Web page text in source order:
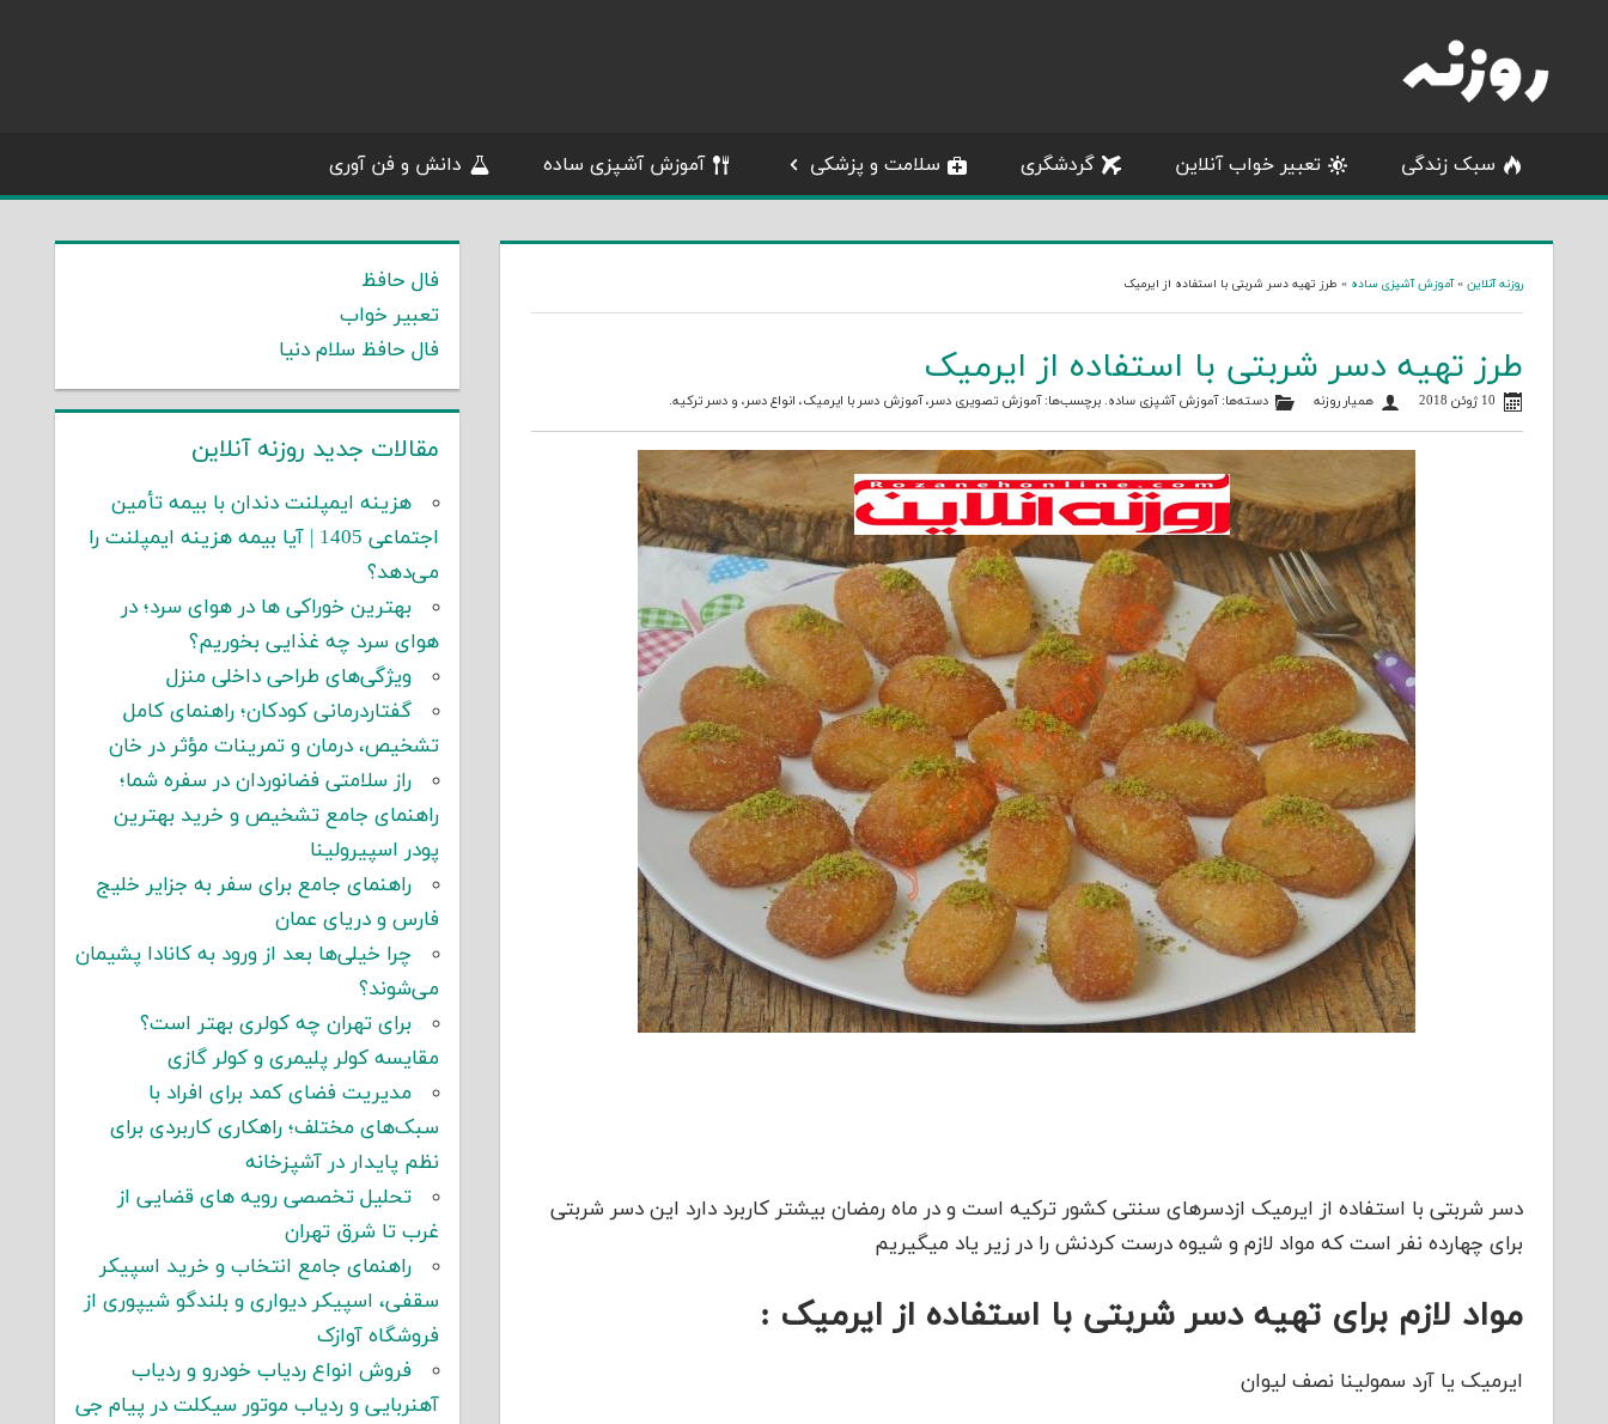
content
سبک زندگی تعبیر خواب آنلاین گردشگری سلامت و پزشکی آموزش آشپزی ساده دانش و فن آوری
روزنه آنلاین »آموزش آشپزی ساده » طرز تهیه دسر شربتی با استفاده از ایرمیک
طرز تهیه دسر شربتی با استفاده از ایرمیک
10 ژوئن 2018 همیار روزنه دسته‌ها:آموزش آشپزی ساده. برچسب‌ها:آموزش تصویری دسر ،آموزش دسر با ایرمیک، انواع دسر ، ودسر ترکیه.
دسر شربتی با استفاده از ایرمیک ازدسرهای سنتی کشور ترکیه است و در ماه رمضان بیشتر کاربرد دارد این دسر شربتی
برای چهارده نفر است که مواد لازم و شیوه درست کردنش را در زیر یاد میگیریم
مواد لازم برای تهیه دسر شربتی با استفاده از ایرمیک :
ایرمیک یا آرد سمولینا نصف لیوان
فال حافظ
تعبیر خواب
فال حافظ سلام دنیا
مقالات جدید روزنه آنلاین
هزینه ایمپلنت دندان با بیمه تأمین
اجتماعی 1405 | آیا بیمه هزینه ایمپلنت را
می‌دهد؟
بهترین خوراکی ها در هوای سرد؛ در
هوای سرد چه غذایی بخوریم؟
ویژگی‌های طراحی داخلی منزل
گفتاردرمانی کودکان؛ راهنمای کامل
تشخیص، درمان و تمرینات مؤثر در خان
راز سلامتی فضانوردان در سفره شما؛
راهنمای جامع تشخیص و خرید بهترین
پودر اسپیرولینا
راهنمای جامع برای سفر به جزایر خلیج
فارس و دریای عمان
چرا خیلی‌ها بعد از ورود به کانادا پشیمان
می‌شوند؟
برای تهران چه کولری بهتر است؟
مقایسه کولر پلیمری و کولر گازی
مدیریت فضای کمد برای افراد با
سبک‌های مختلف؛ راهکاری کاربردی برای
نظم پایدار در آشپزخانه
تحلیل تخصصی رویه های قضایی از
غرب تا شرق تهران
راهنمای جامع انتخاب و خرید اسپیکر
سقفی، اسپیکر دیواری و بلندگو شیپوری از
فروشگاه آوازک
فروش انواع ردیاب خودرو و ردیاب
آهنربایی و ردیاب موتور سیکلت در پیام جی